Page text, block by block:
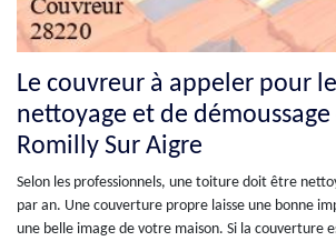
Le couvreur à appeler pour
nettoyage et de
Romilly Sur Aigre
Selon les professionnels, une toiture doit être
par an. Une couverture propre laisse une bonne
une belle image de votre maison. Si la couverture